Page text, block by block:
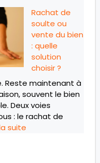
Rachat de
soulte ou
vente du bien
: quelle
solution
choisir ?
Reste maintenant à
souvent le bien
Deux voies
: le rachat de
suite